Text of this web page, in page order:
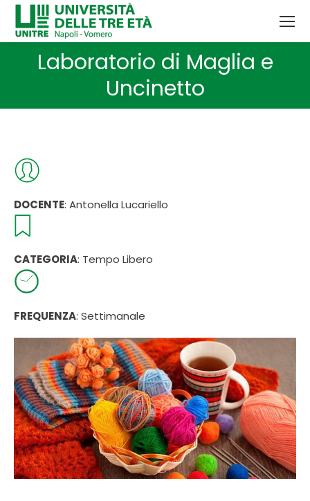
Laboratorio di Maglia e
Uncinetto
Tu sei qui:
DOCENTE: Antonella Lucariello
CATEGORIA: Tempo Libero
FREQUENZA: Settimanale